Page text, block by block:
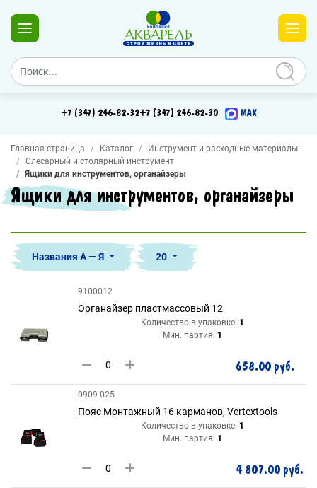
+7 (347) 246-82-32+7 (347) 246-82-30 MAX
Главная страница Каталог
Инструмент и расходные материалы
Слесарный и столярный инструмент
Ящики для инструментов, органайзеры
Ящики для инструментов, органайзеры
Названия А — Я 20
9100012
Органайзер пластмассовый 12
Количество в упаковке: 1
Мин. партия: 1
658.00 руб.
0909-025
Пояс Монтажный 16 карманов, Vertextools
Количество в упаковке: 1
Мин. партия: 1
4 807.00 руб.